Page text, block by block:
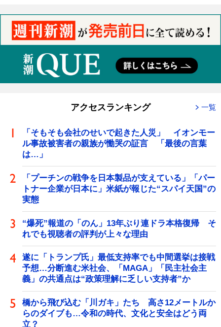
アクセスランキング 一覧
「そもそも会社のせいで起きた人災」 イオンモー
ル事故被害者の親族が慟哭の証言 「最後の言葉
は…」
「プーチンの戦争を日本製品が支えている」「パー
トナー企業が日本に」米紙が報じた“スパイ天国”の
実態
“爆死”報道の「のん」13年ぶり連ドラ本格復帰 そ
れでも視聴者の評判が上々な理由
遂に「トランプ氏」最低支持率でも中間選挙は接戦
予想…分断進む米社会、「MAGA」「民主社会主
義」の共通点は“政策理解に乏しい支持者”か
橋から飛び込む「川ガキ」たち 高さ12メートルか
らのダイブも…令和の時代、文化と安全はどう両
立？